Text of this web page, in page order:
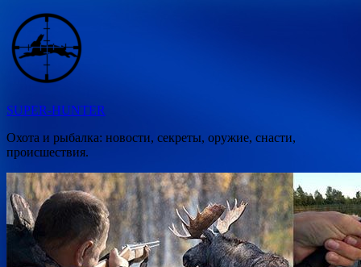
Перейти
содержимому
SUPER-HUNTER
Охота и рыбалка: новости, секреты, оружие, снасти,
происшествия.